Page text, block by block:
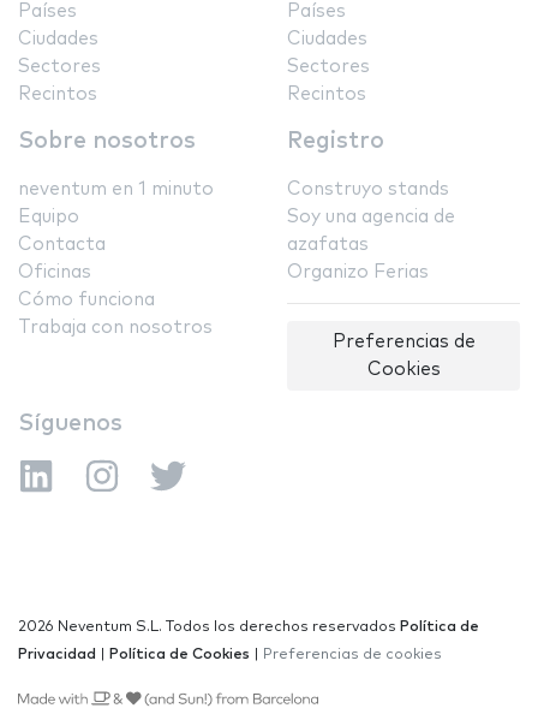
Países
Ciudades
Sectores
Recintos
Países
Ciudades
Sectores
Recintos
Sobre nosotros
neventum en 1 minuto
Equipo
Contacta
Oficinas
Cómo funciona
Trabaja con nosotros
Registro
Construyo stands
Soy una agencia de
azafatas
Organizo Ferias
Preferencias de
Cookies
Síguenos
2026 Neventum S.L. Todos los derechos reservados Política de
Privacidad
Política de Cookies Preferencias de cookies